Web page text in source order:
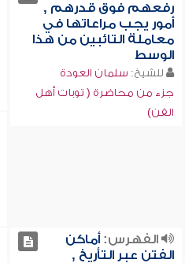
رفعهم فوق قدرهم ,
أمور يجب مراعاتها في
معاملة التائبين من هذا
الوسط
للشيخ: سلمان العودة
جزء من محاضرة ( توبات أهل
الفن)
الفهرس:أماكن
الفتن عبر التأريخ ,